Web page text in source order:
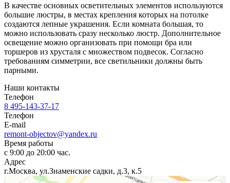
В качестве основных осветительных элементов используются
большие люстры, в местах крепления которых на потолке
создаются лепные украшения. Если комната большая, то
можно использовать сразу несколько люстр. Дополнительное
освещение можно организовать при помощи бра или
торшеров из хрусталя с множеством подвесок. Согласно
требованиям симметрии, все светильники должны быть
парными.
Наши контакты
Телефон
8 495-143-37-17
Телефон
E-mail
remont-objectov@yandex.ru
Время работы
с 9:00 до 20:00 час.
Адрес
г.Москва, ул.Знаменские садки, д.3, к.5